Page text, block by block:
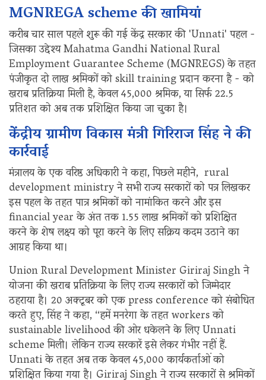
MGNREGA scheme की खामियां
करीब चार साल पहले शुरू की गई केंद्र सरकार की 'Unnati' पहल -
जिसका उद्देश्य Mahatma Gandhi National Rural
Employment Guarantee Scheme (MGNREGS) के तहत
पंजीकृत दो लाख श्रमिकों को skill training प्रदान करना है - को
खराब प्रतिक्रिया मिली है, केवल 45,000 श्रमिक, या सिर्फ 22.5
प्रतिशत को अब तक प्रशिक्षित किया जा चुका है।
केंद्रीय ग्रामीण विकास मंत्री गिरिराज सिंह ने की
कार्रवाई
मंत्रालय के एक वरिष्ठ अधिकारी ने कहा, पिछले महीने, rural
development ministry ने सभी राज्य सरकारों को पत्र लिखकर
इस पहल के तहत पात्र श्रमिकों को नामांकित करने और इस
financial year के अंत तक 1.55 लाख श्रमिकों को प्रशिक्षित
करने के शेष लक्ष्य को पूरा करने के लिए सक्रिय कदम उठाने का
आग्रह किया था।
Union Rural Development Minister Giriraj Singh ने
योजना की खराब प्रतिक्रिया के लिए राज्य सरकारों को जिम्मेदार
ठहराया है। 20 अक्टूबर को एक press conference को संबोधित
करते हुए, सिंह ने कहा, “हमें मनरेगा के तहत workers को
sustainable livelihood की ओर धकेलने के लिए Unnati
scheme मिली। लेकिन राज्य सरकारें इसे लेकर गंभीर नहीं हैं.
Unnati के तहत अब तक केवल 45,000 कार्यकर्ताओं को
प्रशिक्षित किया गया है। Giriraj Singh ने राज्य सरकारों से श्रमिकों